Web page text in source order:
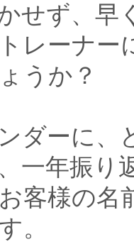
せず、早
レーナー
うか？
ダーに、
一年振り
客様の名
。